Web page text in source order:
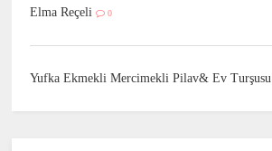
Elma Reçeli 0
Yufka Ekmekli Mercimekli Pilav& Ev Turşusu